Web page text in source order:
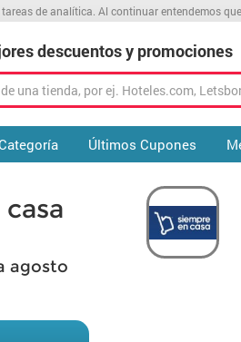
de analítica. Al continuar entendemos
descuentos y promociones
Últimos Cupones
agosto